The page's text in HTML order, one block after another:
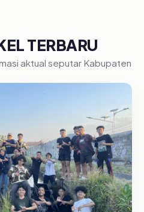
TERBARU
aktual seputar Kabupaten